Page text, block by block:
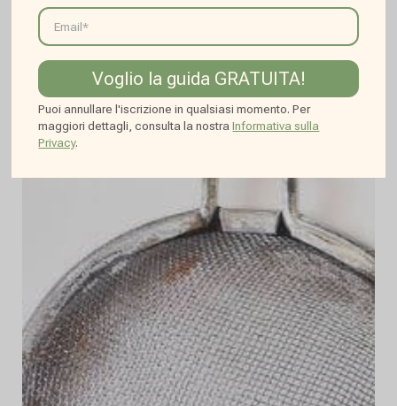
Ottobre 29, 2025
Leggi di più
Voglio la guida GRATUITA!
Puoi annullare l'iscrizione in qualsiasi momento. Per
maggiori dettagli, consulta la nostraInformativa sulla
Privacy.